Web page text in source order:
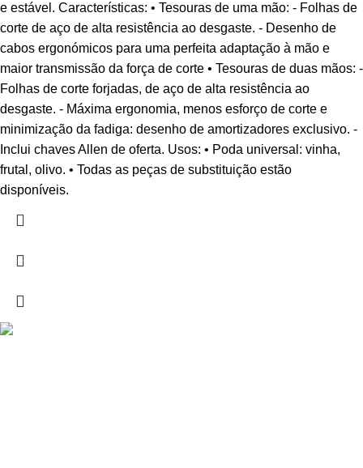
e estável. Características: • Tesouras de uma mão: - Folhas de
corte de aço de alta resistência ao desgaste. - Desenho de
cabos ergonómicos para uma perfeita adaptação à mão e
maior transmissão da força de corte • Tesouras de duas mãos: -
Folhas de corte forjadas, de aço de alta resistência ao
desgaste. - Máxima ergonomia, menos esforço de corte e
minimização da fadiga: desenho de amortizadores exclusivo. -
Inclui chaves Allen de oferta. Usos: • Poda universal: vinha,
frutal, olivo. • Todas as peças de substituição estão
disponíveis.